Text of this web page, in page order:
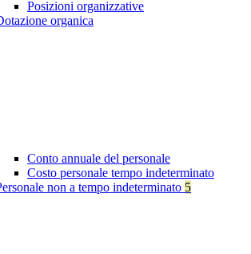
Posizioni organizzative
organica
Conto annuale del personale
Costo personale tempo indeterminato
non a tempo indeterminato 5